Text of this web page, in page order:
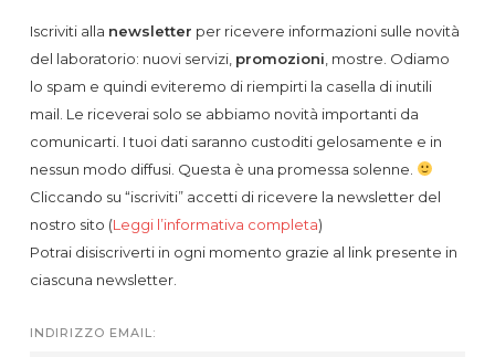
Iscriviti alla newsletter per ricevere informazioni sulle novità
del laboratorio: nuovi servizi, promozioni , mostre. Odiamo
lo spam e quindi eviteremo di riempirti la casella di inutili
mail. Le riceverai solo se abbiamo novità importanti da
comunicarti. I tuoi dati saranno custoditi gelosamente e in
nessun modo diffusi. Questa è una promessa solenne.
Cliccando su “iscriviti” accetti di ricevere la newsletter del
nostro sito (Leggi l’informativa completa)
Potrai disiscriverti in ogni momento grazie al link presente in
ciascuna newsletter.
INDIRIZZO EMAIL: